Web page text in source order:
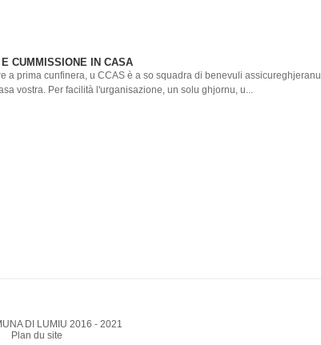
CUMMISSIONE IN CASA
a prima cunfinera, u CCAS è a so squadra di benevuli assicureghjeranu
vostra. Per facilità l'urganisazione, un solu ghjornu, u...
DI LUMIU 2016 - 2021
Plan du site